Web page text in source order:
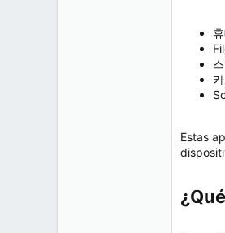
Estas